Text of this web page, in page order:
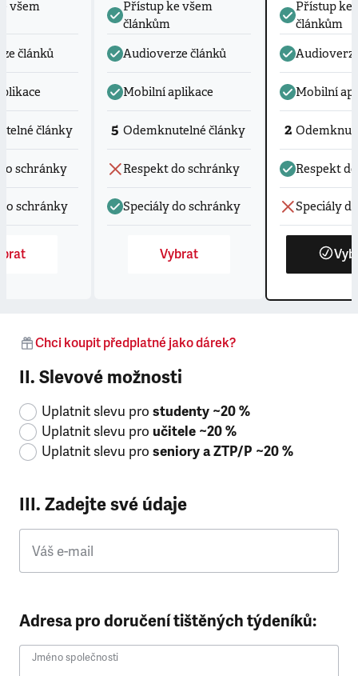
všem
článků
články
schránky
schránky
Přístup ke všem
článkům
Audioverze článků
Mobilní aplikace
5 Odemknutelné články
Respekt do schránky
Speciály do schránky
Vybrat
Přístup ke
článkům
Mobilní
2
Respekt
Speciály
Chci koupit předplatné jako dárek?
II. Slevové možnosti
Uplatnit slevu pro studenty ~20 %
Uplatnit slevu pro učitele ~20 %
Uplatnit slevu pro seniory a ZTP/P ~20 %
III. Zadejte své údaje
Váš e-mail
Adresa pro doručení tištěných týdeníků:
Jméno společnosti